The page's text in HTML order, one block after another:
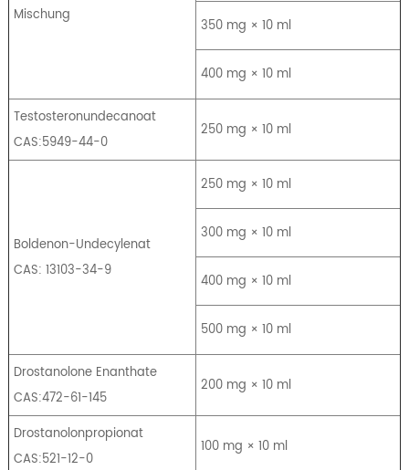
Mischung
350 mg × 10 ml
400 mg × 10 ml
Testosteronundecanoat
CAS:5949-44-0
250 mg × 10 ml
Boldenon-Undecylenat
CAS: 13103-34-9
250 mg × 10 ml
300 mg × 10 ml
400 mg × 10 ml
500 mg × 10 ml
Drostanolone Enanthate
CAS:472-61-145
200 mg × 10 ml
Drostanolonpropionat
CAS:521-12-0
100 mg × 10 ml